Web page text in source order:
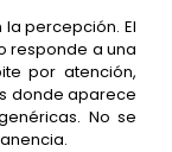
percepción. El
responde a una
por atención,
donde aparece
No se